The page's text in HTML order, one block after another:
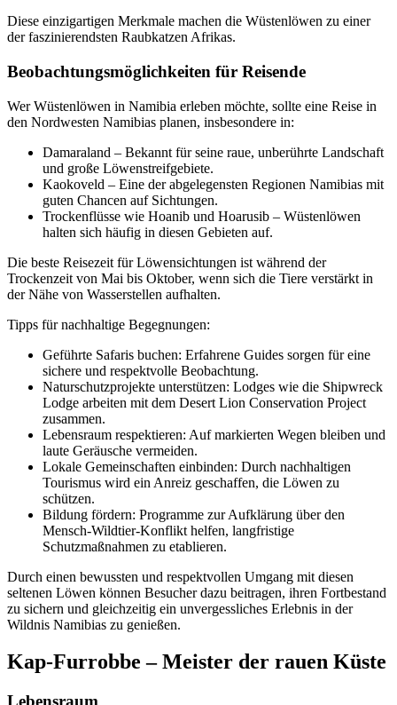
Diese einzigartigen Merkmale machen die Wüstenlöwen zu einer
der faszinierendsten Raubkatzen Afrikas.
Beobachtungsmöglichkeiten für Reisende
Wer Wüstenlöwen in Namibia erleben möchte, sollte eine Reise in
den Nordwesten Namibias planen, insbesondere in:
Damaraland – Bekannt für seine raue, unberührte Landschaft
und große Löwenstreifgebiete.
Kaokoveld – Eine der abgelegensten Regionen Namibias mit
guten Chancen auf Sichtungen.
Trockenflüsse wie Hoanib und Hoarusib – Wüstenlöwen
halten sich häufig in diesen Gebieten auf.
Die beste Reisezeit für Löwensichtungen ist während der
Trockenzeit von Mai bis Oktober, wenn sich die Tiere verstärkt in
der Nähe von Wasserstellen aufhalten.
Tipps für nachhaltige Begegnungen:
Geführte Safaris buchen: Erfahrene Guides sorgen für eine
sichere und respektvolle Beobachtung.
Naturschutzprojekte unterstützen: Lodges wie die Shipwreck
Lodge arbeiten mit dem Desert Lion Conservation Project
zusammen.
Lebensraum respektieren: Auf markierten Wegen bleiben und
laute Geräusche vermeiden.
Lokale Gemeinschaften einbinden: Durch nachhaltigen
Tourismus wird ein Anreiz geschaffen, die Löwen zu
schützen.
Bildung fördern: Programme zur Aufklärung über den
Mensch-Wildtier-Konflikt helfen, langfristige
Schutzmaßnahmen zu etablieren.
Durch einen bewussten und respektvollen Umgang mit diesen
seltenen Löwen können Besucher dazu beitragen, ihren Fortbestand
zu sichern und gleichzeitig ein unvergessliches Erlebnis in der
Wildnis Namibias zu genießen.
Kap-Furrobbe – Meister der rauen Küste